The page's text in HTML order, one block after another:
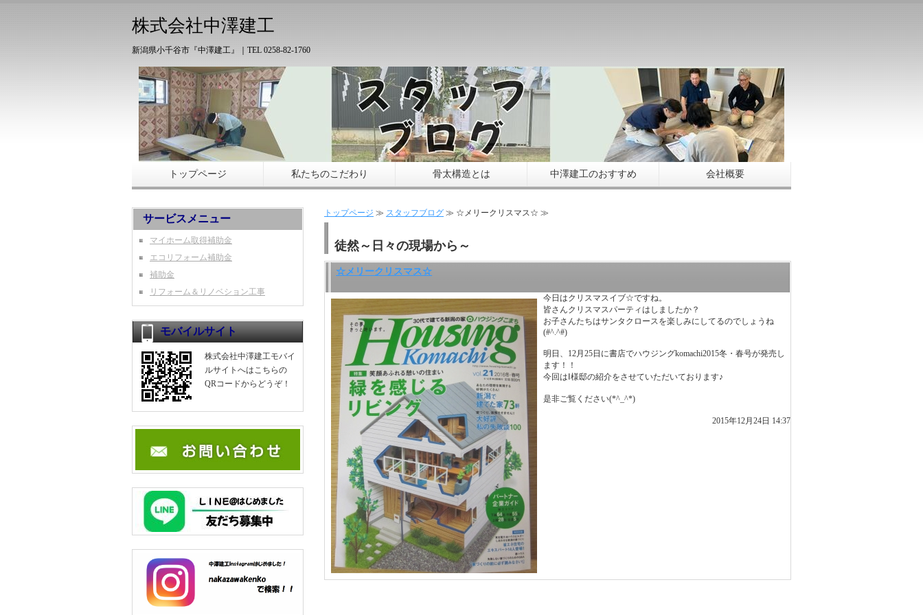
株式会社中澤建工
新潟県小千谷市『中澤建工』｜TEL 0258-82-1760
トップページ 私たちのこだわり 骨太構造とは 中澤建工のおすすめ 会社概要
トップページ ≫ スタッフブログ ≫ ☆メリークリスマス☆ ≫
徒然～日々の現場から～
☆メリークリスマス☆
今日はクリスマスイブ☆ですね。
皆さんクリスマスパーティはしましたか？
お子さんたちはサンタクロースを楽しみにしてるのでしょうね
(#^.^#)
明日、12月25日に書店でハウジングkomachi2015冬・春号が発売し
ます！！
今回はⅠ様邸の紹介をさせていただいております♪
是非ご覧ください(*^_^*)
2015年12月24日 14:37
サービスメニュー
マイホーム取得補助金
エコリフォーム補助金
補助金
リフォーム＆リノベション工事
モバイルサイト
株式会社中澤建工モバイ
ルサイトへはこちらの
QRコードからどうぞ！